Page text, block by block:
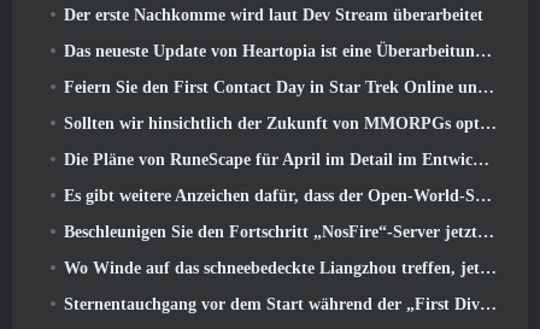
Der erste Nachkomme wird laut Dev Stream überarbeitet
Das neueste Update von Heartopia ist eine Überarbeitung im Alice-im-Wunderland-Stil
Feiern Sie den First Contact Day in Star Trek Online und sichern Sie sich eine neue Version des Nobel Intel Battlecruiser
Sollten wir hinsichtlich der Zukunft von MMORPGs optimistisch sein??
Die Pläne von RuneScape für April im Detail im Entwicklervideo
Es gibt weitere Anzeichen dafür, dass der Open-World-Shooter StarCraft eine echte Sache sein könnte
Beschleunigen Sie den Fortschritt „NosFire“-Server jetzt in NosTale verfügbar
Wo Winde auf das schneebedeckte Liangzhou treffen, jetzt mit der Veröffentlichung der Version verfügbar 1.5
Sternentauchgang vor dem Start während der „First Dive Show“